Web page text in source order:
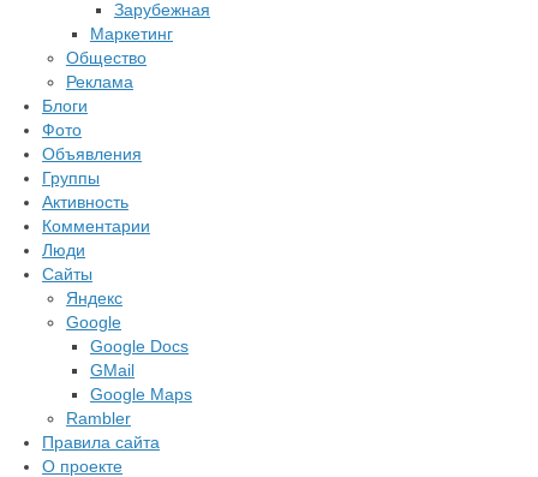
Зарубежная
Маркетинг
Общество
Реклама
Блоги
Фото
Объявления
Группы
Активность
Комментарии
Люди
Сайты
Яндекс
Google
Google Docs
GMail
Google Maps
Rambler
Правила сайта
О проекте